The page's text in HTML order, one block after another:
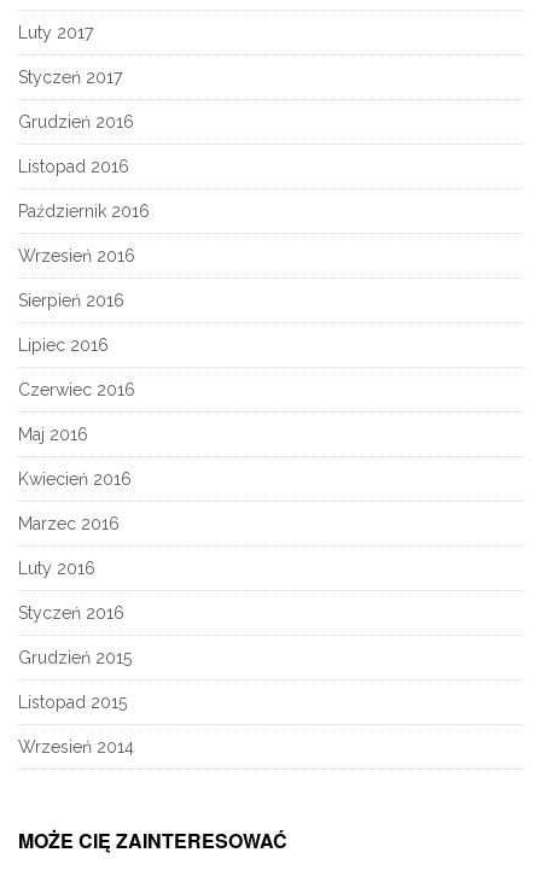
Luty 2017
Styczeń 2017
Grudzień 2016
Listopad 2016
Październik 2016
Wrzesień 2016
Sierpień 2016
Lipiec 2016
Czerwiec 2016
Maj 2016
Kwiecień 2016
Marzec 2016
Luty 2016
Styczeń 2016
Grudzień 2015
Listopad 2015
Wrzesień 2014
MOŻE CIĘ ZAINTERESOWAĆ